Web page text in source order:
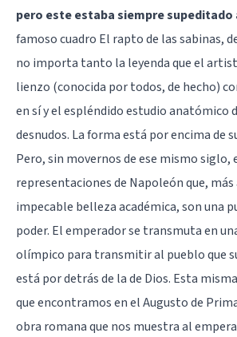
pero este estaba siempre supeditado
famoso cuadro El rapto de las sabinas,
no importa tanto la leyenda que el
lienzo (conocida por todos, de hecho)
en sí y el espléndido estudio anatómico
desnudos. La forma está por encima de
Pero, sin movernos de ese mismo
representaciones de Napoleón que,
impecable belleza académica, son una
poder. El emperador se transmuta en
olímpico para transmitir al pueblo que
está por detrás de la de Dios. Esta
que encontramos en el Augusto de
obra romana que nos muestra al